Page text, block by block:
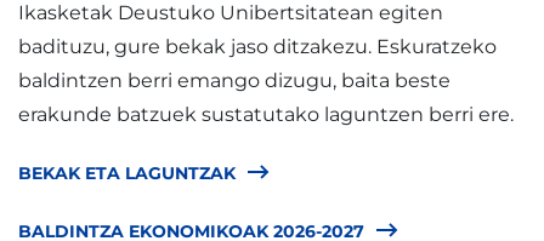
Ikasketak Deustuko Unibertsitatean egiten
badituzu, gure bekak jaso ditzakezu. Eskuratzeko
baldintzen berri emango dizugu, baita beste
erakunde batzuek sustatutako laguntzen berri ere.
BEKAK ETA LAGUNTZAK
BALDINTZA EKONOMIKOAK 2026-2027